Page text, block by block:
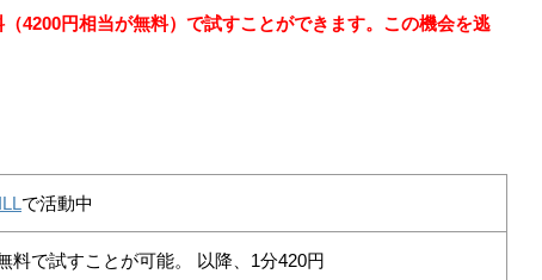
4200円相当が無料）で試すことができます。この機会を逃
で活動中
料で試すことが可能。 以降、1分420円